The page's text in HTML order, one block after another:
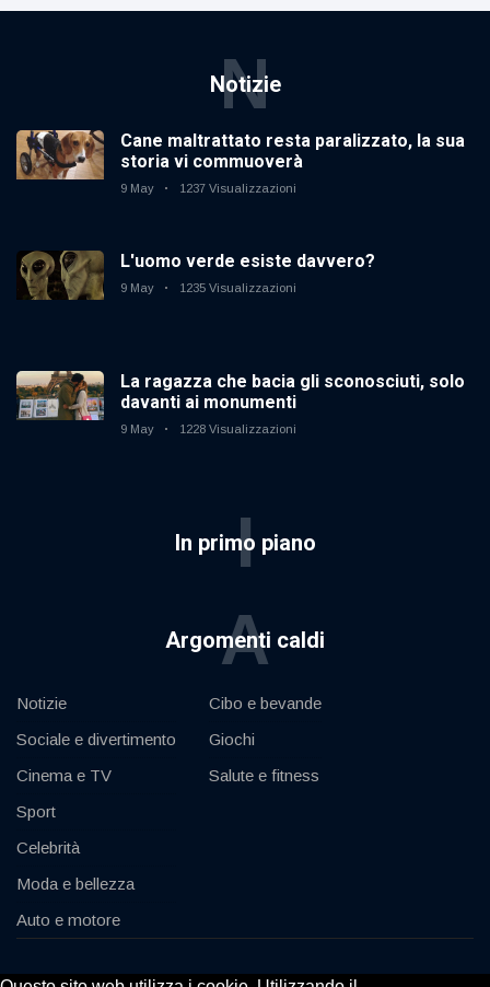
Notizie
N
Cane maltrattato resta paralizzato, la sua
storia vi commuoverà
9 May 1237 Visualizzazioni
L'uomo verde esiste davvero?
9 May 1235 Visualizzazioni
La ragazza che bacia gli sconosciuti, solo
davanti ai monumenti
9 May 1228 Visualizzazioni
In primo piano
I
Argomenti caldi
A
Notizie
Sociale e divertimento
Cinema e TV
Sport
Celebrità
Moda e bellezza
Auto e motore
Cibo e bevande
Giochi
Salute e fitness
© 2020, KV-GmbH | All rights reserved